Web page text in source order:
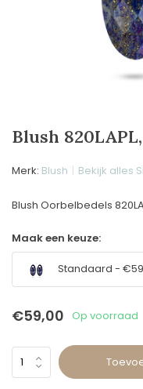
Blush
Merk: Blush Bekijk alles
Blush Oorbelbedels
Maak een keuze:
Standaard -
€59,00 Op voorraad